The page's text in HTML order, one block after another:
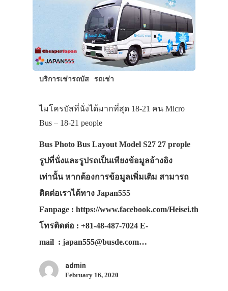
บริการเช่ารถบัส รถเช่า
ไมโครบัสที่นั่งได้มากที่สุด 18-21 คน Micro
Bus – 18-21 people
Bus Photo Bus Layout Model S27 27 prople
รูปที่นั่งและรูปรถเป็นเพียงข้อมูลอ้างอิง
เท่านั้น หากต้องการข้อมูลเพิ่มเติม สามารถ
ติดต่อเราได้ทาง Japan555
Fanpage : https://www.facebook.com/Heisei.th
โทรติดต่อ : +81-48-487-7024 E-
mail : japan555@busde.com…
admin
February 16, 2020